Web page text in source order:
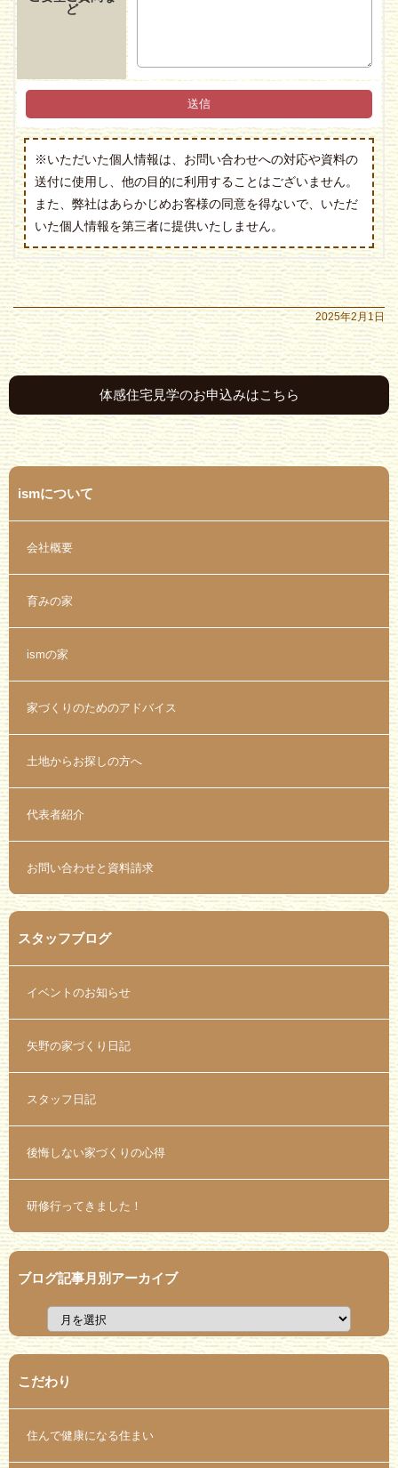
ど
※いただいた個人情報は、お問い合わせへの対応や資料の
送付に使用し、他の目的に利用することはございません。
また、弊社はあらかじめお客様の同意を得ないで、いただ
いた個人情報を第三者に提供いたしません。
2025年2月1日
体感住宅見学のお申込みはこちら
ismについて
会社概要
育みの家
ismの家
家づくりのためのアドバイス
土地からお探しの方へ
代表者紹介
お問い合わせと資料請求
スタッフブログ
イベントのお知らせ
矢野の家づくり日記
スタッフ日記
後悔しない家づくりの心得
研修行ってきました！
ブログ記事月別アーカイブ
こだわり
住んで健康になる住まい